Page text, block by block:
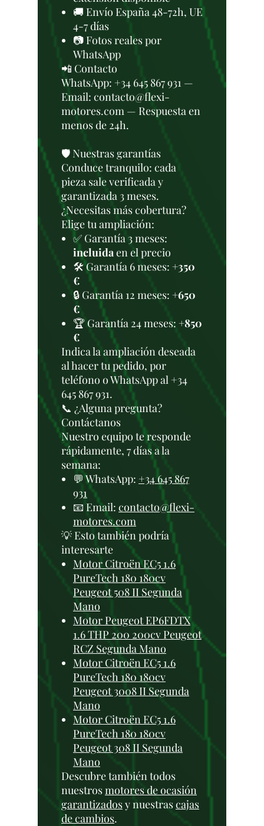
🚚 Envío España 48-72h, UE
4-7 días
📷 Fotos reales por
WhatsApp
📲 Contacto
WhatsApp: +34 645 867 931 —
Email: contacto@flexi-
motores.com — Respuesta en
menos de 24h.
🛡️ Nuestras garantías
Conduce tranquilo: cada
pieza sale verificada y
garantizada 3 meses.
¿Necesitas más cobertura?
Elige tu ampliación:
✅ Garantía 3 meses:
incluidaen el precio
🛠️ Garantía 6 meses: +350
€
🔒 Garantía 12 meses: +650
€
🏆 Garantía 24 meses: +850
€
Indica la ampliación deseada
al hacer tu pedido, por
teléfono o WhatsApp al +34
645 867 931.
📞 ¿Alguna pregunta?
Contáctanos
Nuestro equipo te responde
rápidamente, 7 días a la
semana:
💬 WhatsApp: +34 645 867
931
📧 Email: contacto@flexi-
motores.com
💡 Esto también podría
interesarte
Motor Citroën EC5 1.6
PureTech 180 180cv
Peugeot 508 II Segunda
Mano
Motor Peugeot EP6FDTX
1.6 THP 200 200cv Peugeot
RCZ Segunda Mano
Motor Citroën EC5 1.6
PureTech 180 180cv
Peugeot 3008 II Segunda
Mano
Motor Citroën EC5 1.6
PureTech 180 180cv
Peugeot 308 II Segunda
Mano
Descubre también todos
nuestrosmotores de ocasión
garantizadosy nuestrascajas
de cambios.